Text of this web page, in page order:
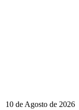
10 de Agosto de 2026